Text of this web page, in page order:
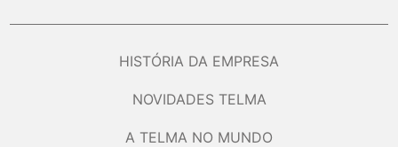
HISTÓRIA DA EMPRESA
NOVIDADES TELMA
A TELMA NO MUNDO